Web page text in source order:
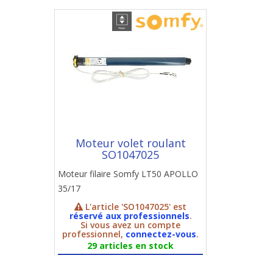
Moteur volet roulant
SO1047025
Moteur filaire Somfy LT50 APOLLO
35/17
L'article 'SO1047025' est
réservé aux professionnels.
Si vous avez un compte
professionnel, connectez-vous.
29 articles en stock